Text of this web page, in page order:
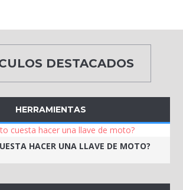
DESTACADOS
HERRAMIENTAS
HACER UNA LLAVE DE MOTO?